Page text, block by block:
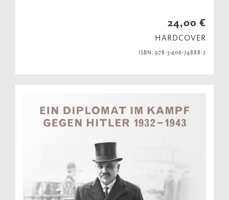
24,00 €
HARDCOVER
ISBN: 978-3-406-74888-2